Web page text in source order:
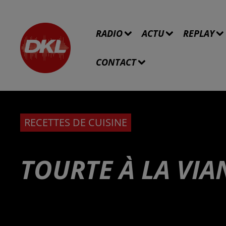
RADIO ACTU REPLAY
CONTACT
RECETTES DE CUISINE
TOURTE À LA